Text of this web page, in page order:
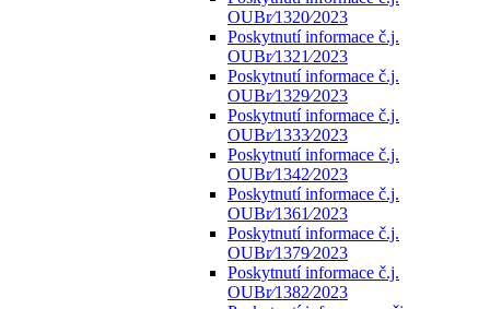
OUBr⁄1320⁄2023
Poskytnutí informace č.j.
OUBr⁄1321⁄2023
Poskytnutí informace č.j.
OUBr⁄1329⁄2023
Poskytnutí informace č.j.
OUBr⁄1333⁄2023
Poskytnutí informace č.j.
OUBr⁄1342⁄2023
Poskytnutí informace č.j.
OUBr⁄1361⁄2023
Poskytnutí informace č.j.
OUBr⁄1379⁄2023
Poskytnutí informace č.j.
OUBr⁄1382⁄2023